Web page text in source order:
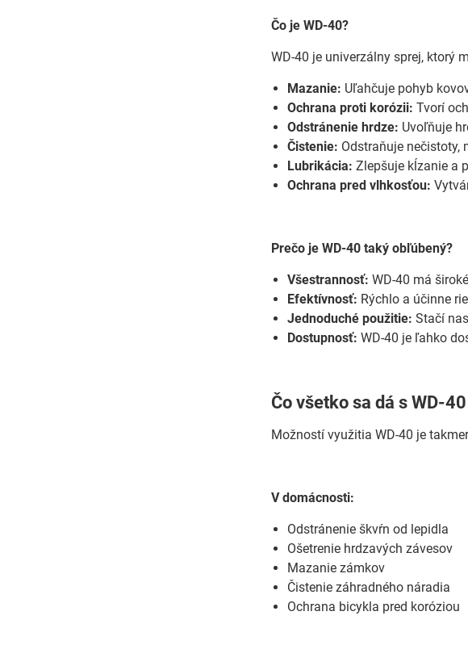
Čo je WD-40?
WD-40 je univerzálny sprej, ktorý
Mazanie: Uľahčuje pohyb
Ochrana proti korózii: Tvorí
Odstránenie hrdze: Uvoľňuje
Čistenie: Odstraňuje nečistoty,
Lubrikácia: Zlepšuje kĺzanie a
Ochrana pred vlhkosťou:
Prečo je WD-40 taký obľúbený?
Všestrannosť: WD-40 má
Efektívnosť: Rýchlo a účinne
Jednoduché použitie: Stačí
Dostupnosť: WD-40 je ľahko
Čo všetko sa dá s WD-
Možností využitia WD-40 je
V domácnosti:
Odstránenie škvŕn od lepidla
Ošetrenie hrdzavých závesov
Mazanie zámkov
Čistenie záhradného náradia
Ochrana bicykla pred koróziou